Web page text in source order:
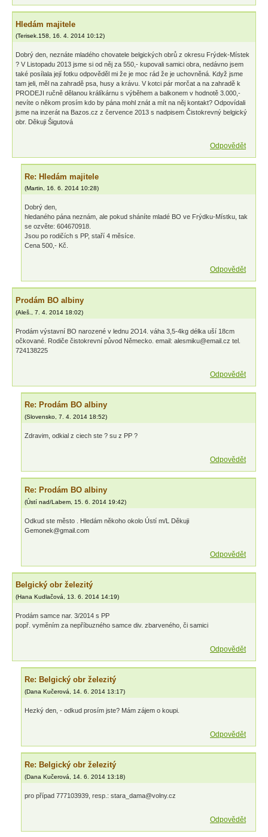
Hledám majitele
(Terisek.158, 16. 4. 2014 10:12)
Dobrý den, neznáte mladého chovatele belgických obrů z okresu Frýdek-Místek
? V Listopadu 2013 jsme si od něj za 550,- kupovali samici obra, nedávno jsem
také posílala její fotku odpověděl mi že je moc rád že je uchovněná. Když jsme
tam jeli, měl na zahradě psa, husy a krávu. V kotci pár morčat a na zahradě k
PRODEJI ručně dělanou králíkárnu s výběhem a balkonem v hodnotě 3.000,-
nevíte o někom prosím kdo by pána mohl znát a mít na něj kontakt? Odpovídali
jsme na inzerát na Bazos.cz z července 2013 s nadpisem Čistokrevný belgický
obr. Děkuji Šigutová
Odpovědět
Re: Hledám majitele
(Martin, 16. 6. 2014 10:28)
Dobrý den,
hledaného pána neznám, ale pokud sháníte mladé BO ve Frýdku-Místku, tak
se ozvěte: 604670918.
Jsou po rodičích s PP, staří 4 měsíce.
Cena 500,- Kč.
Odpovědět
Prodám BO albiny
(Aleš. 7. 4. 2014 18:02)
Prodám výstavní BO narozené v lednu 2O14. váha 3,5-4kg délka uší 18cm
očkované. Rodiče čistokrevní původ Německo. email: alesmiku@email.cz tel.
724138225
Odpovědět
Re: Prodám BO albiny
(Slovensko 7. 4. 2014 18:52)
Zdravim, odkial z ciech ste ? su z PP ?
Odpovědět
Re: Prodám BO albiny
(Ústí nad/Labem 15. 6. 2014 19:42)
Odkud ste město . Hledám někoho okolo Ústí m/L Děkuji
Gemonek@gmail.com
Odpovědět
Belgický obr železitý
(Hana Kudlačová 13. 6. 2014 14:19)
Prodám samce nar. 3/2014 s PP
popř. vyměním za nepříbuzného samce div. zbarveného, či samici
Odpovědět
Re: Belgický obr železitý
(Dana Kučerová 14. 6. 2014 13:17)
Hezký den, - odkud prosím jste? Mám zájem o koupi.
Odpovědět
Re: Belgický obr železitý
(Dana Kučerová 14. 6. 2014 13:18)
pro případ 777103939, resp.: stara_dama@volny.cz
Odpovědět